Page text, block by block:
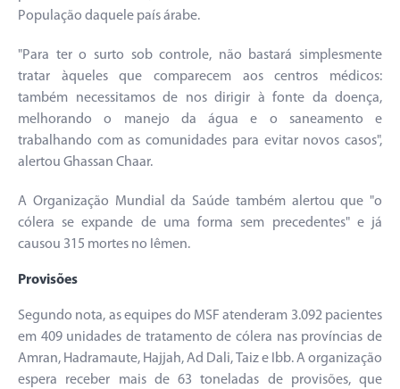
População daquele país árabe.
"Para ter o surto sob controle, não bastará simplesmente
tratar àqueles que comparecem aos centros médicos:
também necessitamos de nos dirigir à fonte da doença,
melhorando o manejo da água e o saneamento e
trabalhando com as comunidades para evitar novos casos",
alertou Ghassan Chaar.
A Organização Mundial da Saúde também alertou que "o
cólera se expande de uma forma sem precedentes" e já
causou 315 mortes no Iêmen.
Provisões
Segundo nota, as equipes do MSF atenderam 3.092 pacientes
em 409 unidades de tratamento de cólera nas províncias de
Amran, Hadramaute, Hajjah, Ad Dali, Taiz e Ibb. A organização
espera receber mais de 63 toneladas de provisões, que